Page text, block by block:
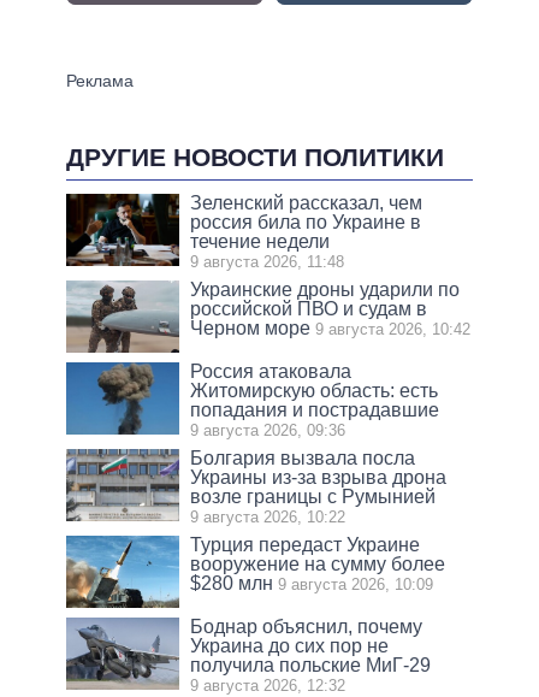
ДРУГИЕ НОВОСТИ ПОЛИТИКИ
Зеленский рассказал, чем
россия била по Украине в
течение недели
9 августа 2026, 11:48
Украинские дроны ударили по
российской ПВО и судам в
Черном море 9 августа 2026, 10:42
Россия атаковала
Житомирскую область: есть
попадания и пострадавшие
9 августа 2026, 09:36
Болгария вызвала посла
Украины из-за взрыва дрона
возле границы с Румынией
9 августа 2026, 10:22
Турция передаст Украине
вооружение на сумму более
$280 млн 9 августа 2026, 10:09
Боднар объяснил, почему
Украина до сих пор не
получила польские МиГ-29
9 августа 2026, 12:32